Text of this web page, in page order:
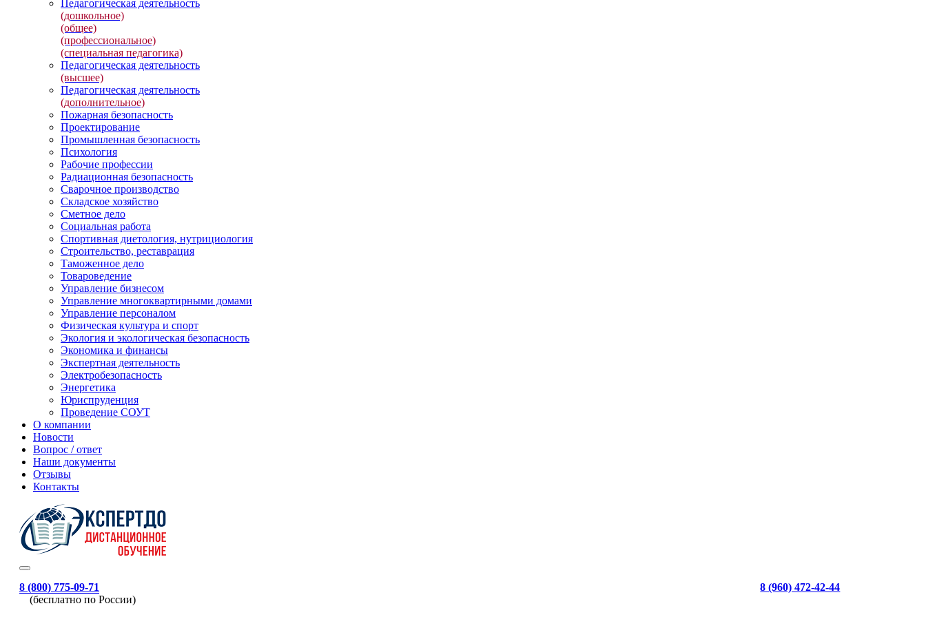
Педагогическая деятельность
(дошкольное)
(общее)
(профессиональное)
(специальная педагогика)
Педагогическая деятельность
(высшее)
Педагогическая деятельность
(дополнительное)
Пожарная безопасность
Проектирование
Промышленная безопасность
Психология
Рабочие профессии
Радиационная безопасность
Сварочное производство
Складское хозяйство
Сметное дело
Социальная работа
Спортивная диетология, нутрициология
Строительство, реставрация
Таможенное дело
Товароведение
Управление бизнесом
Управление многоквартирными домами
Управление персоналом
Физическая культура и спорт
Экология и экологическая безопасность
Экономика и финансы
Экспертная деятельность
Электробезопасность
Энергетика
Юриспруденция
Проведение СОУТ
О компании
Новости
Вопрос / ответ
Наши документы
Отзывы
Контакты
8 (800) 775-09-71
(бесплатно по России)
8 (960) 472-42-44